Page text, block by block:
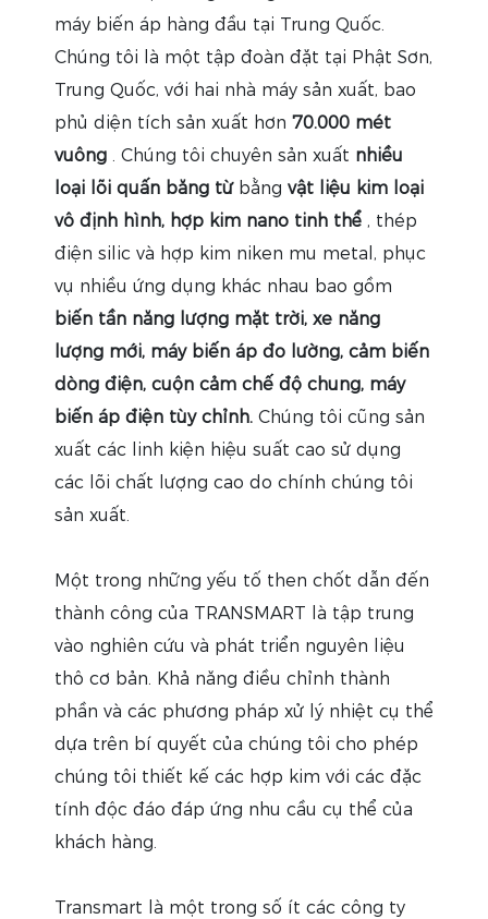
máy biến áp hàng đầu tại Trung Quốc.
Chúng tôi là một tập đoàn đặt tại Phật Sơn,
Trung Quốc, với hai nhà máy sản xuất, bao
phủ diện tích sản xuất hơn 70.000 mét
vuông . Chúng tôi chuyên sản xuất nhiều
loại lõi quấn băng từbằng vật liệu kim loại
vô định hình, hợp kim nano tinh thể , thép
điện silic và hợp kim niken mu metal, phục
vụ nhiều ứng dụng khác nhau bao gồm
biến tần năng lượng mặt trời, xe năng
lượng mới, máy biến áp đo lường, cảm biến
dòng điện, cuộn cảm chế độ chung, máy
biến áp điện tùy chỉnh. Chúng tôi cũng sản
xuất các linh kiện hiệu suất cao sử dụng
các lõi chất lượng cao do chính chúng tôi
sản xuất.
Một trong những yếu tố then chốt dẫn đến
thành công của TRANSMART là tập trung
vào nghiên cứu và phát triển nguyên liệu
thô cơ bản. Khả năng điều chỉnh thành
phần và các phương pháp xử lý nhiệt cụ thể
dựa trên bí quyết của chúng tôi cho phép
chúng tôi thiết kế các hợp kim với các đặc
tính độc đáo đáp ứng nhu cầu cụ thể của
khách hàng.
Transmart là một trong số ít các công ty